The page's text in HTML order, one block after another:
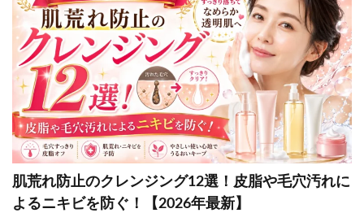
肌荒れ防止のクレンジング12選！皮脂や毛穴汚れに
よるニキビを防ぐ！【2026年最新】